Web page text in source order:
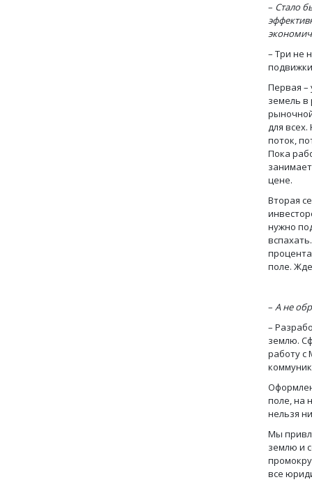
– Стало
– Три не
Первая –
земель в
для всех.
поток,
Пока
цене.
Вторая
нужно
поле.
– А не
–
землю.
работу с
поле, на
нельзя
Мы
землю и
все